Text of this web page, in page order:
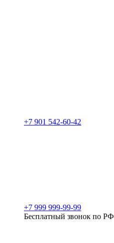
+7 901 542-60-42
+7 999 999-99-99
Бесплатный звонок по РФ